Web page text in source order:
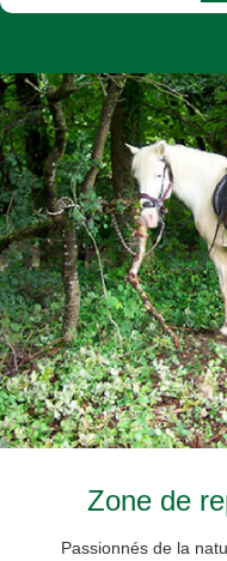
Zone de
Passionnés de la